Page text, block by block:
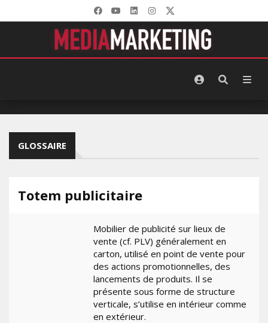
GLOSSAIRE
Totem publicitaire
Mobilier de publicité sur lieux de
vente (cf. PLV) généralement en
carton, utilisé en point de vente pour
des actions promotionnelles, des
lancements de produits. Il se
présente sous forme de structure
verticale, s’utilise en intérieur comme
en extérieur.